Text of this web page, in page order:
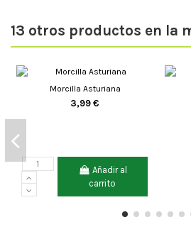
13 otros productos en la
Morcilla Asturiana
3,99 €
Añadir al
carrito